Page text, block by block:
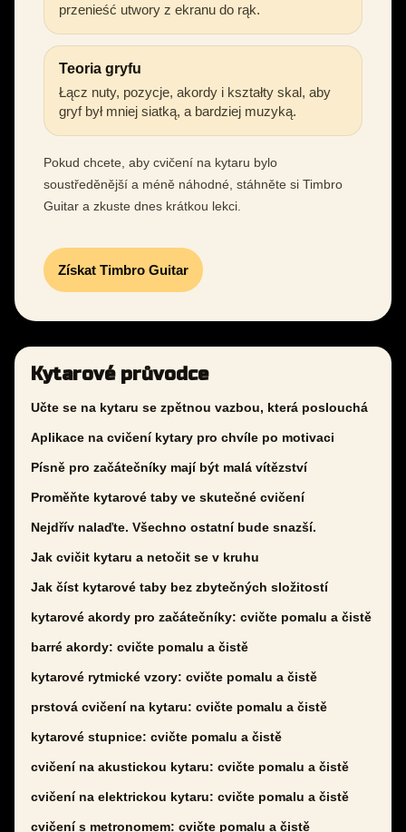
przenieść utwory z ekranu do rąk.
Teoria gryfu
Łącz nuty, pozycje, akordy i kształty skal, aby
gryf był mniej siatką, a bardziej muzyką.
Pokud chcete, aby cvičení na kytaru bylo
soustředěnější a méně náhodné, stáhněte si Timbro
Guitar a zkuste dnes krátkou lekci.
Získat Timbro Guitar
Kytarové průvodce
Učte se na kytaru se zpětnou vazbou, která poslouchá
Aplikace na cvičení kytary pro chvíle po motivaci
Písně pro začátečníky mají být malá vítězství
Proměňte kytarové taby ve skutečné cvičení
Nejdřív nalaďte. Všechno ostatní bude snazší.
Jak cvičit kytaru a netočit se v kruhu
Jak číst kytarové taby bez zbytečných složitostí
kytarové akordy pro začátečníky: cvičte pomalu a čistě
barré akordy: cvičte pomalu a čistě
kytarové rytmické vzory: cvičte pomalu a čistě
prstová cvičení na kytaru: cvičte pomalu a čistě
kytarové stupnice: cvičte pomalu a čistě
cvičení na akustickou kytaru: cvičte pomalu a čistě
cvičení na elektrickou kytaru: cvičte pomalu a čistě
cvičení s metronomem: cvičte pomalu a čistě